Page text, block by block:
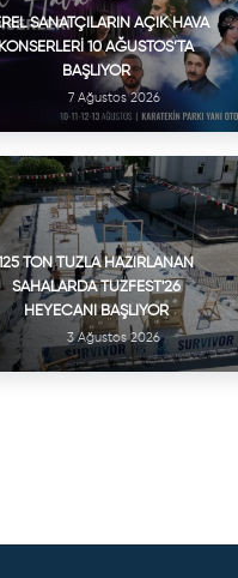
SANATÇILARIN AÇIK HAVA
KONSERLERI 10 AĞUSTOS’TA
BAŞLIYOR
7 Ağustos 2026
TON TUZLA HAZIRLANAN
SAHALARDA TUZFEST'26
HEYECANI BAŞLIYOR
3 Ağustos 2026